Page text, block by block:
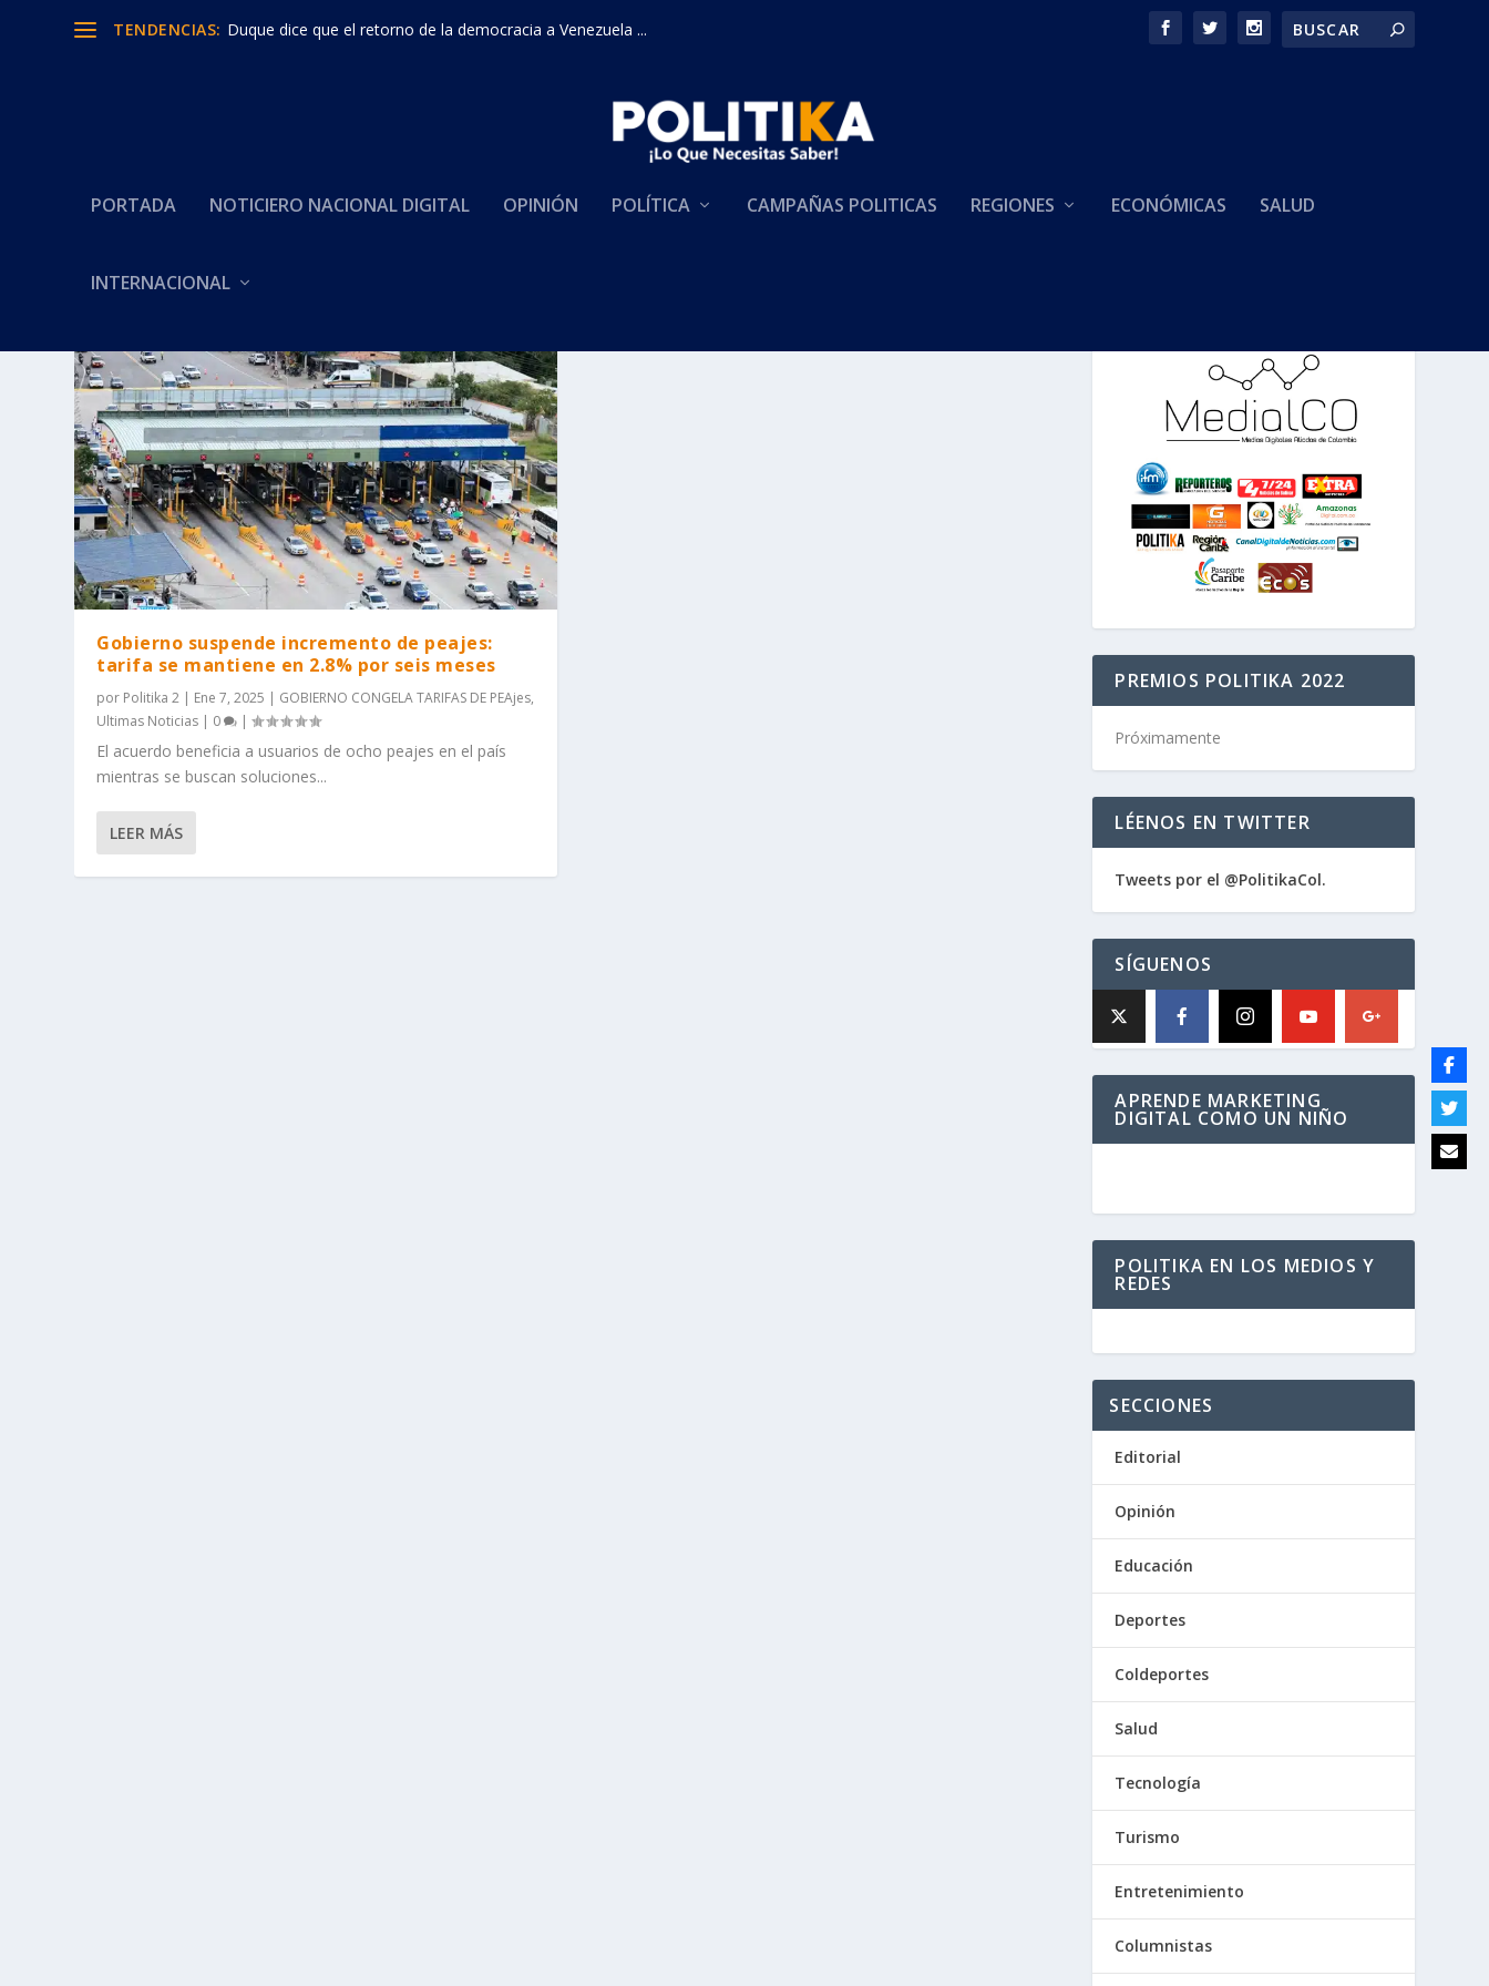
TENDENCIAS: Duque dice que el retorno de la democracia a Venezuela ...
PORTADA NOTICIERO NACIONAL DIGITAL OPINIÓN POLÍTICA CAMPAÑAS POLITICAS REGIONES ECONÓMICAS SALUD
INTERNACIONAL
Categoría: GOBIERNO CONGELA TARIFAS DE PEAjes
Gobierno suspende incremento de peajes:
tarifa se mantiene en 2.8% por seis meses
por Politika 2 | Ene 7, 2025 | GOBIERNO CONGELA TARIFAS DE PEAjes,
Ultimas Noticias | 0 |
El acuerdo beneficia a usuarios de ocho peajes en el país
mientras se buscan soluciones...
LEER MÁS
PREMIOS POLITIKA 2022
Próximamente
LÉENOS EN TWITTER
Tweets por el @PolitikaCol.
SÍGUENOS
APRENDE MARKETING
DIGITAL COMO UN NIÑO
POLITIKA EN LOS MEDIOS Y
REDES
SECCIONES
Editorial
Opinión
Educación
Deportes
Coldeportes
Salud
Tecnología
Turismo
Entretenimiento
Columnistas